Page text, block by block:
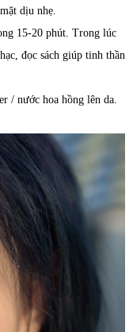
dịu nhẹ.
15-20 phút. Trong lúc
đọc sách giúp tinh thần
/ nước hoa hồng lên da.